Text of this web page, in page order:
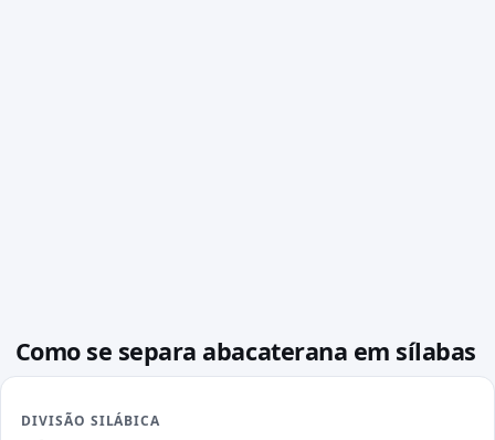
Como se separa abacaterana em sílabas
DIVISÃO SILÁBICA